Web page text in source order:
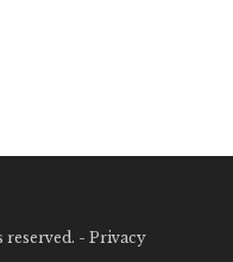
reserved. - Privacy